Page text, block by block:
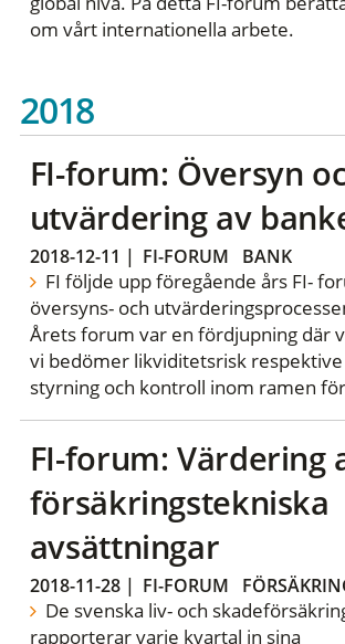
om vårt internationella arbete.
2018
FI-forum: Översyn
utvärdering av
2018-12-11 | FI-FORUM BANK
FI följde upp föregående års FI-
översyns- och
Årets forum var en fördjupning där
vi bedömer likviditetsrisk
styrning och kontroll inom ramen
FI-forum: Värdering
försäkringstekniska
avsättningar
2018-11-28| FI-FORUM
De svenska liv- och
rapporterar varje kvartal in sina